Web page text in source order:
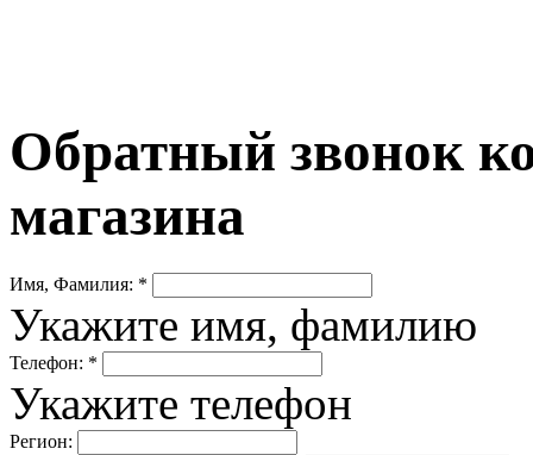
Обратный звонок
магазина
Имя, Фамилия: *
Укажите имя, фамилию
Телефон: *
Укажите телефон
Регион: